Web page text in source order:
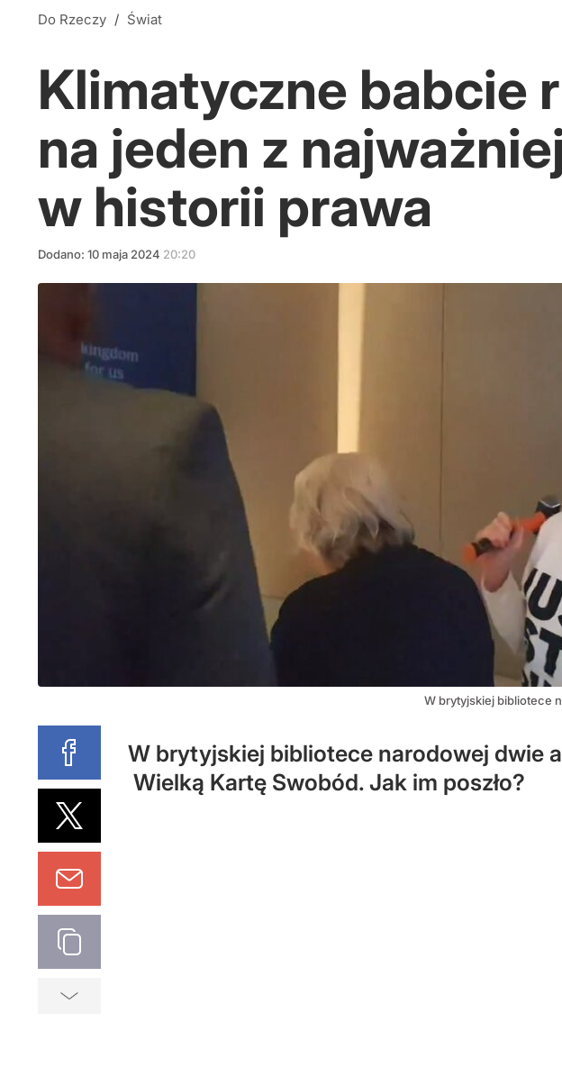
Do Rzeczy / Świat
Klimatyczne babcie
na jeden z
w historii prawa
Dodano: 10 maja 2024 20:20
W brytyjskiej bibliotece
W brytyjskiej bibliotece narodowej dwie
Wielką Kartę Swobód. Jak im poszło?